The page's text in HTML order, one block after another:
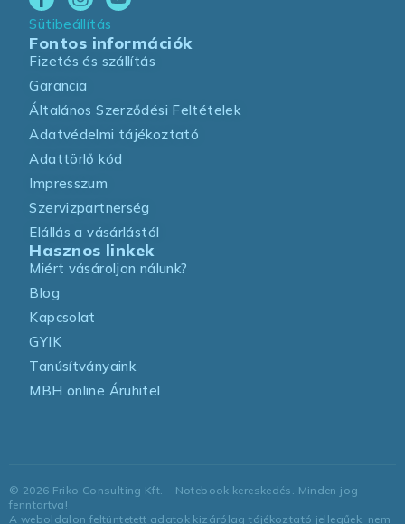
Sütibeállítás
Fontos információk
Fizetés és szállítás
Garancia
Általános Szerződési Feltételek
Adatvédelmi tájékoztató
Adattörlő kód
Impresszum
Szervizpartnerség
Elállás a vásárlástól
Hasznos linkek
Miért vásároljon nálunk?
Blog
Kapcsolat
GYIK
Tanúsítványaink
MBH online Áruhitel
© 2026 Friko Consulting Kft. – Notebook kereskedés. Minden jog
fenntartva!
A weboldalon feltüntetett adatok kizárólag tájékoztató jellegűek, nem